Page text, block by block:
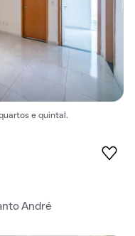
e quintal.
André